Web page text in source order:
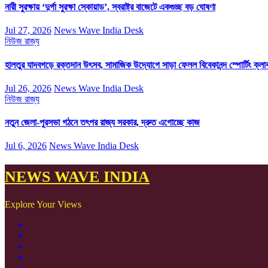
নারী সুরক্ষায় ‘দুর্গা সুরক্ষা স্কোয়াড’, স্বরাষ্ট্র বাজেটে একগুচ্ছ বড় ঘোষণা
Jul 27, 2026 News Wave India Desk
নিউজ রাজ্য
হালতুর যাদবগড়ে রক্তদান উৎসব, সামাজিক উদ্যোগে সাড়া ফেলল বিবেকানন্দ স্পোর্টিং
Jul 26, 2026 News Wave India Desk
নিউজ রাজ্য
নতুন জেলা-পুরসভা গঠনে তৎপর রাজ্য সরকার, দ্রুত এগোচ্ছে কাজ
Jul 6, 2026 News Wave India Desk
NEWS WAVE INDIA
Explore Your Views